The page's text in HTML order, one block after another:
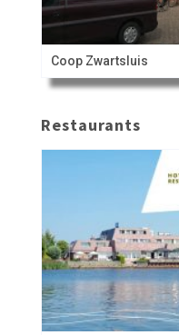
Coop Zwartsluis
Restaurants